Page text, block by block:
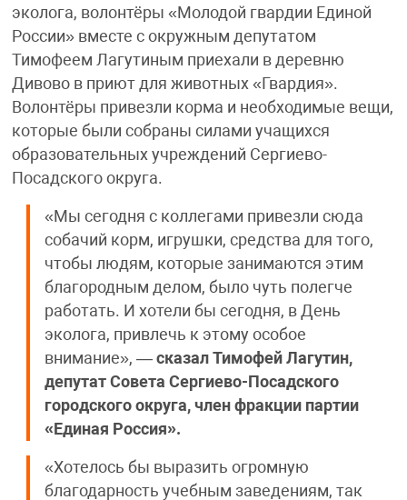
эколога, волонтёры «Молодой гвардии Единой
России» вместе с окружным депутатом
Тимофеем Лагутиным приехали в деревню
Дивово в приют для животных «Гвардия».
Волонтёры привезли корма и необходимые вещи,
которые были собраны силами учащихся
образовательных учреждений Сергиево-
Посадского округа.
«Мы сегодня с коллегами привезли сюда
собачий корм, игрушки, средства для того,
чтобы людям, которые занимаются этим
благородным делом, было чуть полегче
работать. И хотели бы сегодня, в День
эколога, привлечь к этому особое
внимание», —сказал Тимофей Лагутин,
депутат Совета Сергиево-Посадского
городского округа, член фракции партии
«Единая Россия».
«Хотелось бы выразить огромную
благодарность учебным заведениям, так